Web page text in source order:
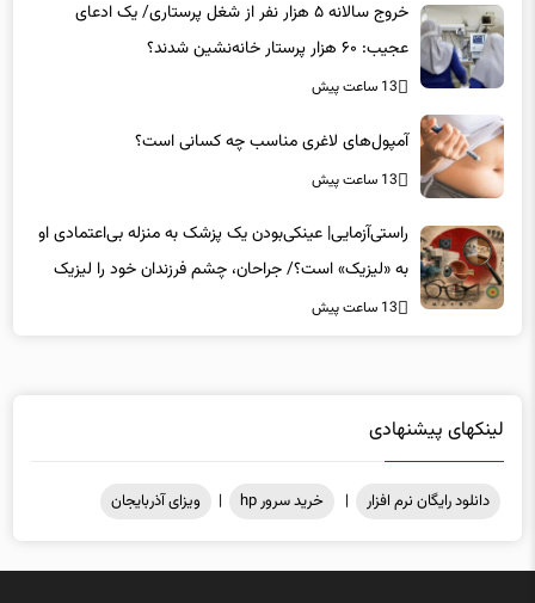
خروج سالانه ۵ هزار نفر از شغل پرستاری/ یک ادعای
عجیب: ۶۰ هزار پرستار خانه‌نشین شدند؟
13 ساعت پیش
آمپول‌های لاغری مناسب چه کسانی است؟
13 ساعت پیش
راستی‌آزمایی| عینکی‌بودن یک پزشک به منزله بی‌اعتمادی او
به «لیزیک» است؟/ جراحان، چشم فرزندان خود را لیزیک
می‌کنند؟
13 ساعت پیش
لینکهای پیشنهادی
دانلود رایگان نرم افزار | خرید سرور hp | ویزای آذربایجان